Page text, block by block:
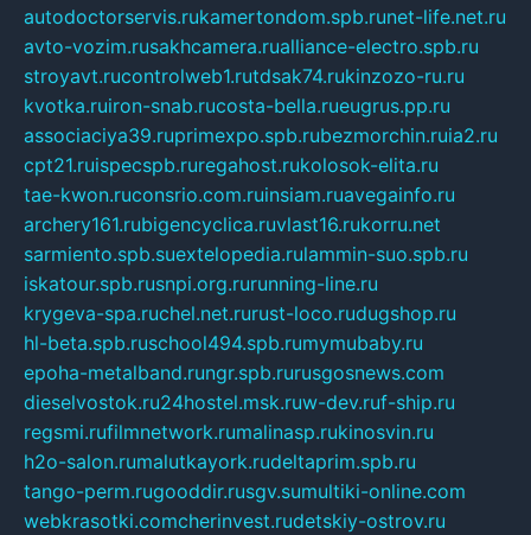
autodoctorservis.rukamertondom.spb.runet-life.net.ru
avto-vozim.rusakhcamera.rualliance-electro.spb.ru
stroyavt.rucontrolweb1.rutdsak74.rukinzozo-ru.ru
kvotka.ruiron-snab.rucosta-bella.rueugrus.pp.ru
associaciya39.ruprimexpo.spb.rubezmorchin.ruia2.ru
cpt21.ruispecspb.ruregahost.rukolosok-elita.ru
tae-kwon.ruconsrio.com.ruinsiam.ruavegainfo.ru
archery161.rubigencyclica.ruvlast16.rukorru.net
sarmiento.spb.suextelopedia.rulammin-suo.spb.ru
iskatour.spb.rusnpi.org.rurunning-line.ru
krygeva-spa.ruchel.net.rurust-loco.rudugshop.ru
hl-beta.spb.ruschool494.spb.rumymubaby.ru
epoha-metalband.rungr.spb.rurusgosnews.com
dieselvostok.ru24hostel.msk.ruw-dev.ruf-ship.ru
regsmi.rufilmnetwork.rumalinasp.rukinosvin.ru
h2o-salon.rumalutkayork.rudeltaprim.spb.ru
tango-perm.rugooddir.rusgv.sumultiki-online.com
webkrasotki.comcherinvest.rudetskiy-ostrov.ru